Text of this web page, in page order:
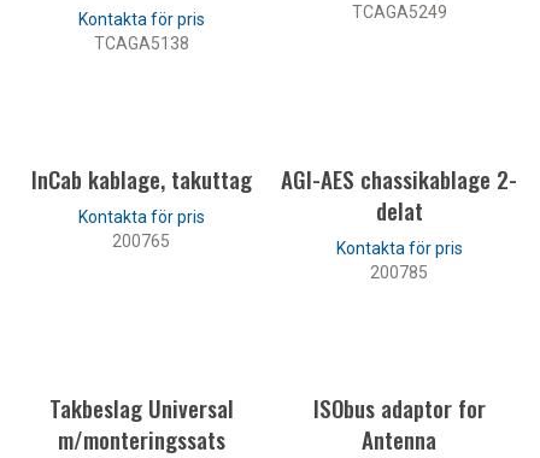
TCAGA5138
TCAGA5249
InCab kablage, takuttag
200765
AGI-AES chassikablage 2-
delat
200785
Takbeslag Universal
m/monteringssats
ISObus adaptor for
Antenna